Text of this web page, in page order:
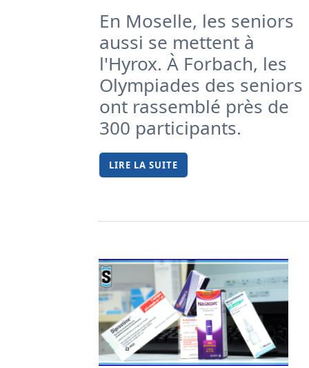
En Moselle, les seniors
aussi se mettent à
l'Hyrox. À Forbach, les
Olympiades des seniors
ont rassemblé près de
300 participants.
LIRE LA SUITE